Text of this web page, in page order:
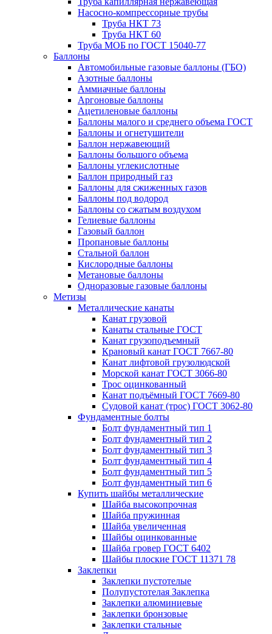
Насосно-компрессорные трубы
Труба НКТ 73
Труба НКТ 60
Труба МОБ по ГОСТ 15040-77
Баллоны
Автомобильные газовые баллоны (ГБО)
Азотные баллоны
Аммиачные баллоны
Аргоновые баллоны
Ацетиленовые баллоны
Баллоны малого и среднего объема ГОСТ
Баллоны и огнетушители
Баллон нержавеющий
Баллоны большого объема
Баллоны углекислотные
Баллон природный газ
Баллоны для сжиженных газов
Баллоны под водород
Баллоны со сжатым воздухом
Гелиевые баллоны
Газовый баллон
Пропановые баллоны
Стальной баллон
Кислородные баллоны
Метановые баллоны
Одноразовые газовые баллоны
Метизы
Металлические канаты
Канат грузовой
Канаты стальные ГОСТ
Канат грузоподъемный
Крановый канат ГОСТ 7667-80
Канат лифтовой грузолюдской
Морской канат ГОСТ 3066-80
Трос оцинкованный
Канат подъёмный ГОСТ 7669-80
Судовой канат (трос) ГОСТ 3062-80
Фундаментные болты
Болт фундаментный тип 1
Болт фундаментный тип 2
Болт фундаментный тип 3
Болт фундаментный тип 4
Болт фундаментный тип 5
Болт фундаментный тип 6
Купить шайбы металлические
Шайба высокопрочная
Шайба пружинная
Шайба увеличенная
Шайбы оцинкованные
Шайба гровер ГОСТ 6402
Шайбы плоские ГОСТ 11371 78
Заклепки
Заклепки пустотелые
Полупустотелая Заклепка
Заклепки алюминиевые
Заклепки бронзовые
Заклепки стальные